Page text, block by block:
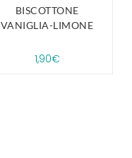
BISCOTTONE
VANIGLIA-LIMONE
1,90€